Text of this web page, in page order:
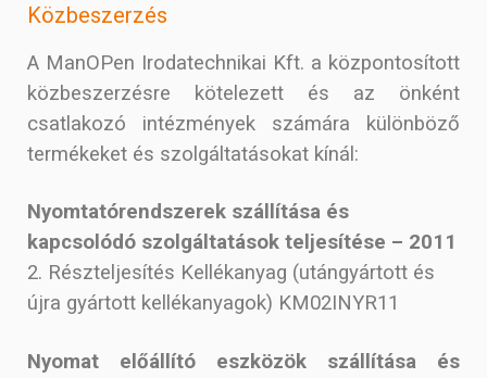
Közbeszerzés
A ManOPen Irodatechnikai Kft. a központosított
közbeszerzésre kötelezett és az önként
csatlakozó intézmények számára különböző
termékeket és szolgáltatásokat kínál:
Nyomtatórendszerek szállítása és
kapcsolódó szolgáltatások teljesítése – 2011
2. Részteljesítés Kellékanyag (utángyártott és
újra gyártott kellékanyagok) KM02INYR11
Nyomat előállító eszközök szállítása és